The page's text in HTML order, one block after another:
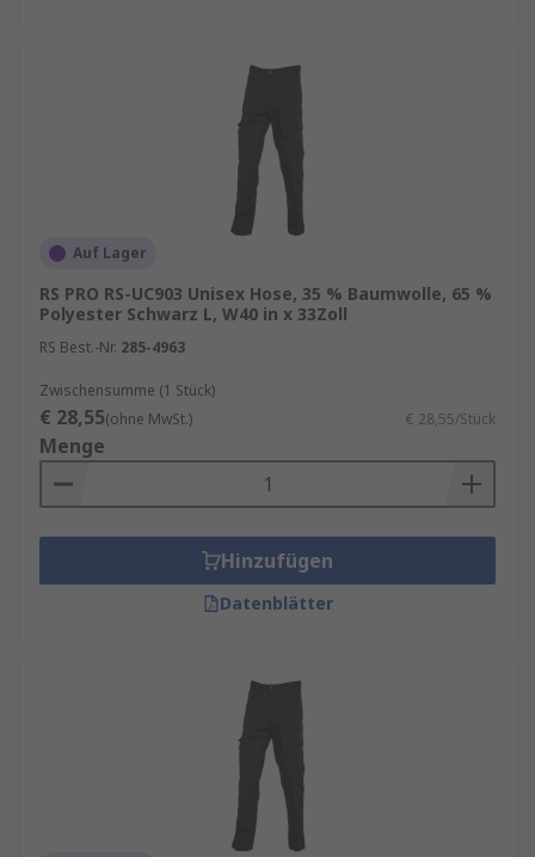
Auf Lager
RS PRO RS-UC903 Unisex Hose, 35 % Baumwolle, 65 %
Polyester Schwarz L, W40 in x 33Zoll
RS Best.-Nr. 285-4963
Zwischensumme (1 Stück)
€ 28,55(ohne MwSt.) € 28,55/Stück
Menge
Hinzufügen
Datenblätter